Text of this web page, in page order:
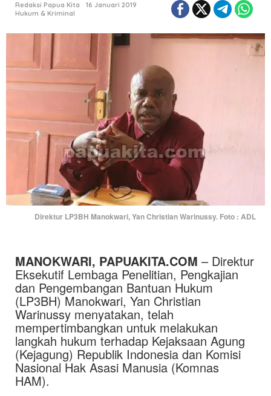
Redaksi Papua Kita
16 Januari 2019
Hukum & Kriminal
Direktur LP3BH Manokwari, Yan Christian Warinussy. Foto : ADL
MANOKWARI, PAPUAKITA.COM – Direktur
Eksekutif Lembaga Penelitian, Pengkajian
dan Pengembangan Bantuan Hukum
(LP3BH) Manokwari, Yan Christian
Warinussy menyatakan, telah
mempertimbangkan untuk melakukan
langkah hukum terhadap Kejaksaan Agung
(Kejagung) Republik Indonesia dan Komisi
Nasional Hak Asasi Manusia (Komnas
HAM).